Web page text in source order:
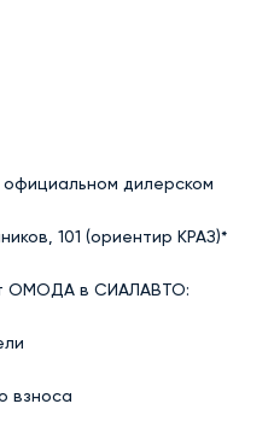
дилерском
101 (ориентир КРАЗ)*
ОМОДА в СИАЛАВТО:
взноса